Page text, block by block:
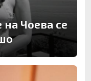
Чоева се